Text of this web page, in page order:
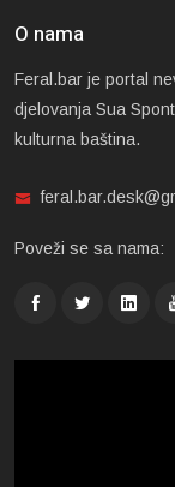
O nama
Feral.bar je portal
djelovanja Sua
kulturna baština.
Poveži se sa nama: